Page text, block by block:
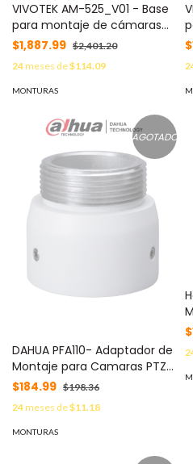
VIVOTEK AM-525_V01 - Base
para montaje de cámaras
domo exteriores, fabricada
en material metálico
$1,887.99 $2,401.20
24meses de$114.09
MONTURAS
AGOTADO
DAHUA PFA110- Adaptador de
Montaje para Camaras PTZ
SD59/ SD50/ SD40/
Compatible con Montajes
PFB300S/ PFB303W/ PFB303S
y PFB300C
$184.99 $198.36
24meses de$11.18
MONTURAS